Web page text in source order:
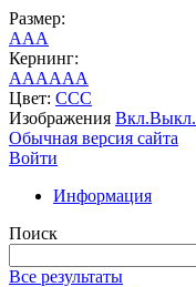
Размер:
AAA
Кернинг:
AAAAAA
Цвет: CCC
Изображения Вкл.Выкл.
Обычная версия сайта
Войти
Информация
Поиск
Все результаты